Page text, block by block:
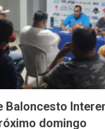
Baloncesto
domingo